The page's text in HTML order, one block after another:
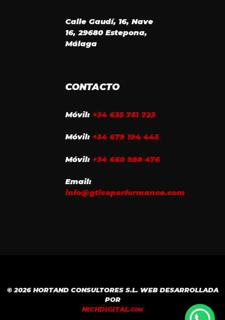
Calle Gaudí, 16, Nave
16, 29680 Estepona,
Málaga
CONTACTO
Móvil: +34 635 751 723
Móvil: +34 679 194 445
Móvil: +34 660 988 476
Email:
info@gticoperformance.com
© 2026 HORTAND CONSULTORES S.L. WEB DESARROLLADA
POR
NICHDIGITAL.COM